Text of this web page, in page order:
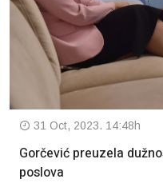
31 Oct, 2023. 14:48h
Gorčević preuzela
poslova